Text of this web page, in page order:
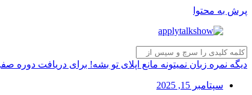
پرش به محتوا
دیگه نمره زبان نمیتونه مانع اپلای تو بشه! برای دریافت دوره
سپتامبر 15, 2025